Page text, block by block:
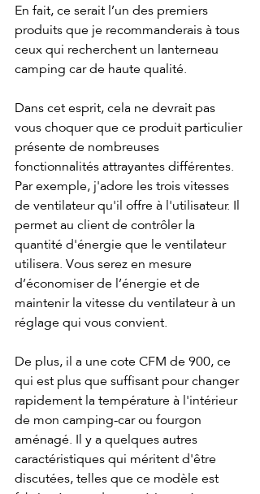
En fait, ce serait l’un des premiers
produits que je recommanderais à tous
ceux qui recherchent un lanterneau
camping car de haute qualité.
Dans cet esprit, cela ne devrait pas
vous choquer que ce produit particulier
présente de nombreuses
fonctionnalités attrayantes différentes.
Par exemple, j'adore les trois vitesses
de ventilateur qu'il offre à l'utilisateur. Il
permet au client de contrôler la
quantité d'énergie que le ventilateur
utilisera. Vous serez en mesure
d’économiser de l’énergie et de
maintenir la vitesse du ventilateur à un
réglage qui vous convient.
De plus, il a une cote CFM de 900, ce
qui est plus que suffisant pour changer
rapidement la température à l'intérieur
de mon camping-car ou fourgon
aménagé. Il y a quelques autres
caractéristiques qui méritent d'être
discutées, telles que ce modèle est